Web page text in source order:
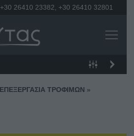
+30 26410 23382 +30 26410 32801
ΕΠΕΞΕΡΓΑΣΙΑ ΤΡΟΦΙΜΩΝ »